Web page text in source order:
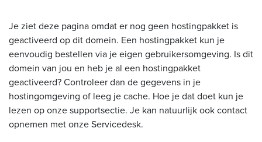
Je ziet deze pagina omdat er nog geen hostingpakket is
geactiveerd op dit domein. Een hostingpakket kun je
eenvoudig bestellen via je eigen gebruikersomgeving. Is dit
domein van jou en heb je al een hostingpakket
geactiveerd? Controleer dan de gegevens in je
hostingomgeving of leeg je cache. Hoe je dat doet kun je
lezen op onze supportsectie. Je kan natuurlijk ook contact
opnemen met onze Servicedesk.